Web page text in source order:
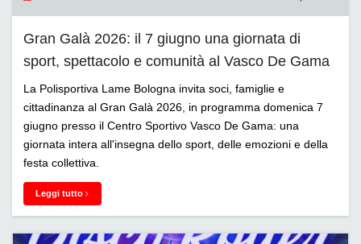
Gran Galà 2026: il 7 giugno una giornata di
sport, spettacolo e comunità al Vasco De Gama
La Polisportiva Lame Bologna invita soci, famiglie e
cittadinanza al Gran Galà 2026, in programma domenica 7
giugno presso il Centro Sportivo Vasco De Gama: una
giornata intera all'insegna dello sport, delle emozioni e della
festa collettiva.
Leggi tutto